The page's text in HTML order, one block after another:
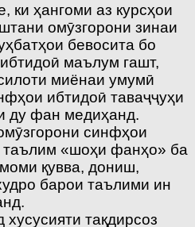
ки ҳангоми аз курсҳои
омӯзгорони зинаи
бевосита бо
маълум гашт,
миёнаи умумӣ
ибтидоӣ таваҷҷуҳи
ду фан медиҳанд.
синфҳои
таълим «шоҳи фанҳо» ба
қувва, дониш,
барои таълими ин
тақдирсоз